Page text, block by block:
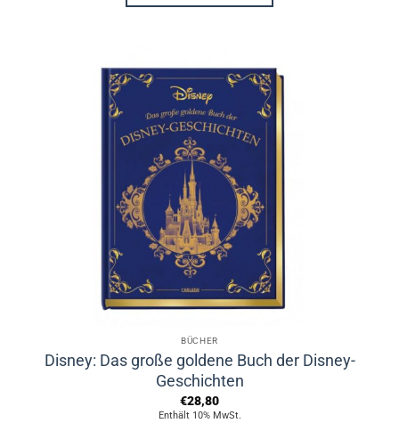
BÜCHER
Disney: Das große goldene Buch der Disney-
Geschichten
€28,80
Enthält 10% MwSt.